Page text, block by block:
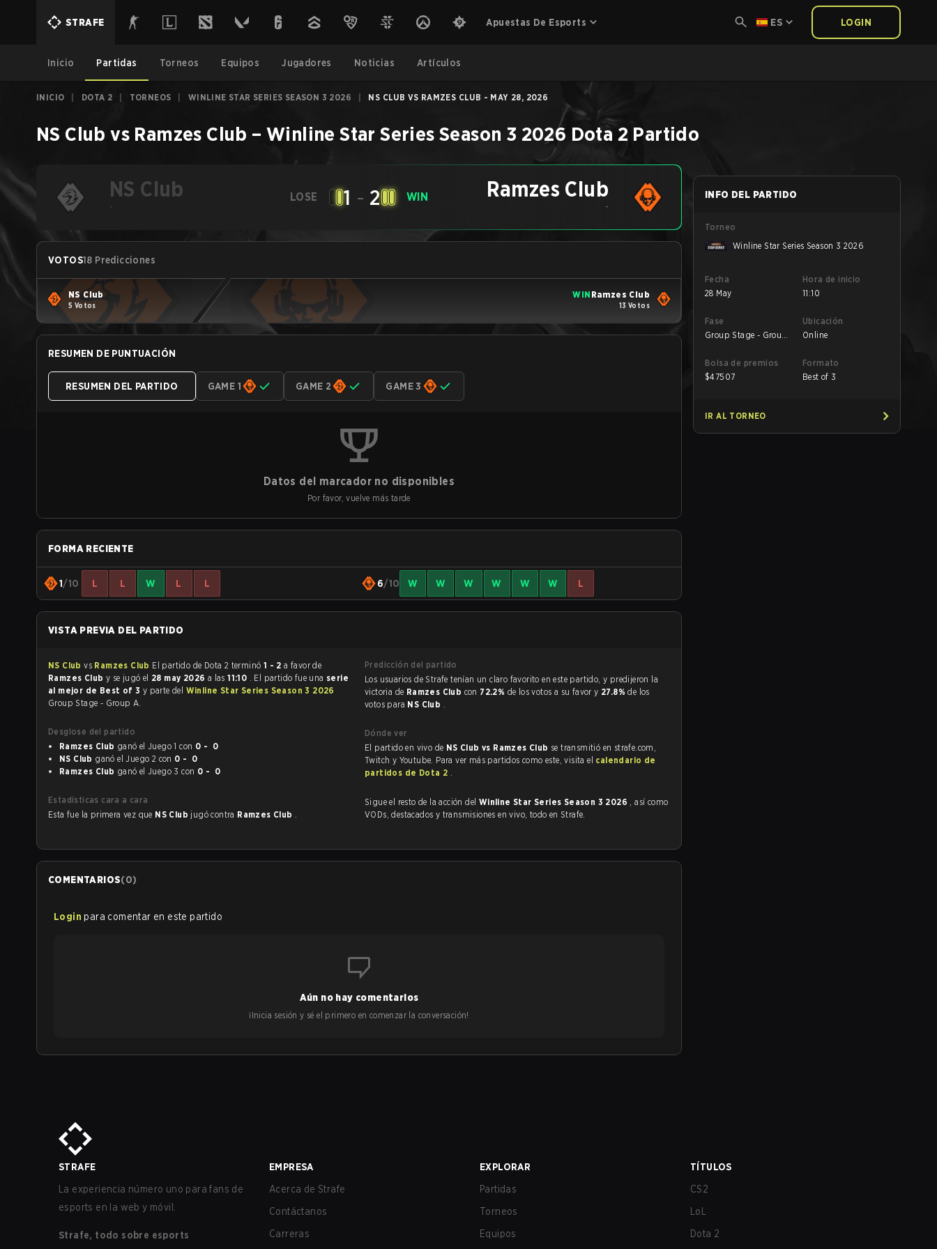
STRAFE Apuestas De Esports ES LOGIN
Inicio Partidas Torneos Equipos Jugadores Noticias Artículos
INICIO DOTA 2 TORNEOS WINLINE STAR SERIES SEASON 3 2026 NS CLUB VS RAMZES CLUB - MAY 28, 2026
NS Club vs Ramzes Club –Winline Star Series Season 3 2026 Dota 2 Partido
NS Club
-
LOSE 1 - 2 WIN Ramzes Club
-
VOTOS18 Predicciones
NS Club
5 Votos
WIN Ramzes Club
13 Votos
RESUMEN DE PUNTUACIÓN
RESUMEN DEL PARTIDO GAME 1 GAME 2 GAME 3
Datos del marcador no disponibles
Por favor, vuelve más tarde
FORMA RECIENTE
1/10 L L W L L 6/10 W W W W W W L
VISTA PREVIA DEL PARTIDO
NS Clubvs Ramzes Club El partido de Dota 2 terminó 1 - 2 a favor de
Ramzes Club y se jugó el 28 may 2026 a las11:10 . El partido fue una serie
al mejor de Best of 3 y parte del Winline Star Series Season 3 2026
Group Stage - Group A.
Desglose del partido
Ramzes Club
ganó el Juego 1 con
0 - 0
NS Club
ganó el Juego 2 con
0 - 0
Ramzes Club
ganó el Juego 3 con 0 - 0
Estadísticas cara a cara
Esta fue la primera vez que NS Club jugó contra Ramzes Club .
Predicción del partido
Los usuarios de Strafe tenían un claro favorito en este partido, y predijeron la
victoria de Ramzes Club con 72.2% de los votos a su favor y 27.8%de los
votos para NS Club .
Dónde ver
El partido en vivo de NS Club vs Ramzes Club se transmitió en strafe.com,
Twitch y Youtube. Para ver más partidos como este, visita el calendario de
partidos de Dota 2 .
Sigue el resto de la acción del Winline Star Series Season 3 2026 , así como
VODs, destacados y transmisiones en vivo, todo en Strafe.
COMENTARIOS(0)
Login para comentar en este partido
Aún no hay comentarios
¡Inicia sesión y sé el primero en comenzar la conversación!
INFO DEL PARTIDO
Torneo
Winline Star Series Season 3 2026
Fecha
28 May
Hora de inicio
11:10
Fase
Group Stage - Group
Ubicación
Online
Bolsa de premios
$47507
Formato
Best of 3
IR AL TORNEO
STRAFE
La experiencia número uno para fans de
esports en la web y móvil.
Strafe, todo sobre esports
EMPRESA
Acerca de Strafe
Contáctanos
Carreras
EXPLORAR
Partidas
Torneos
Equipos
TÍTULOS
CS2
LoL
Dota 2